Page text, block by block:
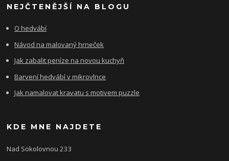
NEJČTENĚJŠÍ NA BLOGU
O hedvábí
Návod na malovaný hrneček
Jak zabalit peníze na novou kuchyň
Barvení hedvábí v mikrovlnce
Jak namalovat kravatu s motivem puzzle
KDE MNE NAJDETE
Nad Sokolovnou 233